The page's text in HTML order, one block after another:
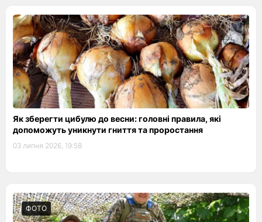
Як зберегти цибулю до весни: головні правила, які
допоможуть уникнути гниття та проростання
03 липня 2026, 19:58
ФОТО